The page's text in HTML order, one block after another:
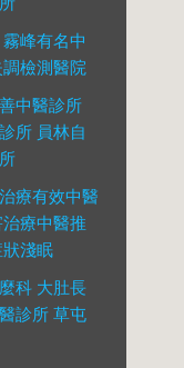
峰有名中
檢測醫院
中醫診所
所 員林自
療有效中醫
療中醫推
淺眠
科 大肚長
診所 草屯